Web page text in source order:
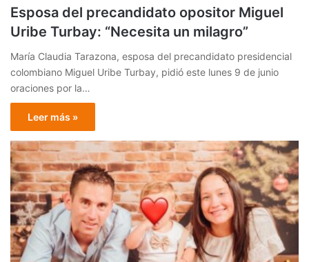
Esposa del precandidato opositor Miguel
Uribe Turbay: “Necesita un milagro”
María Claudia Tarazona, esposa del precandidato presidencial
colombiano Miguel Uribe Turbay, pidió este lunes 9 de junio
oraciones por la…
Leer más »